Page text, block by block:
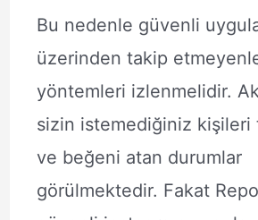
Bu nedenle güvenli
üzerinden takip
yöntemleri izlenmelidir.
sizin istemediğiniz kişileri
ve beğeni atan durumlar
görülmektedir. Fakat